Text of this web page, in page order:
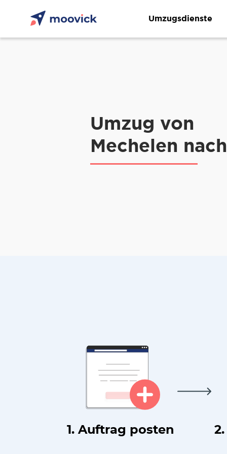
Umzugsdienste
Umzug von
Mechelen
1. Auftrag posten